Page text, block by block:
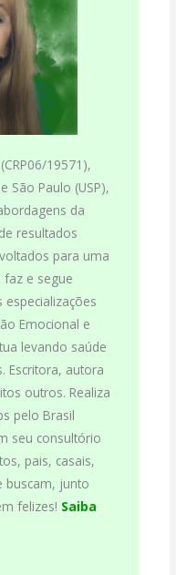
(CRP06/19571),
São Paulo (USP),
da
resultados
para uma
faz e segue
Emocional e
levando saúde
Escritora, autora
outros. Realiza
pelo Brasil
seu consultório
pais, casais,
buscam, junto
felizes! Saiba